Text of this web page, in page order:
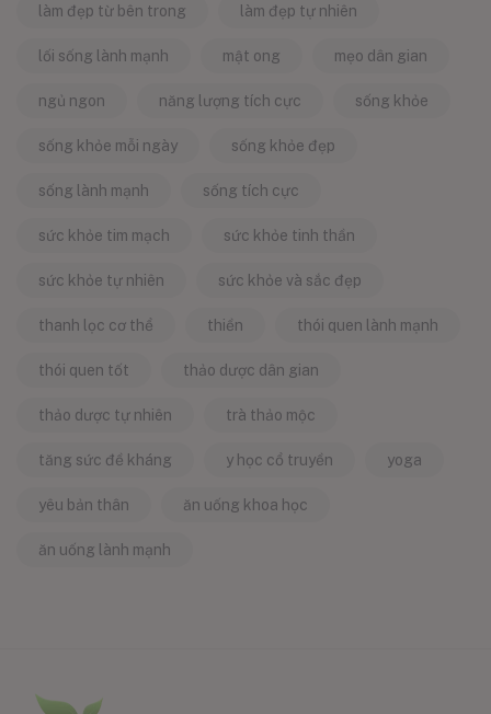
làm đẹp từ bên trong làm đẹp tự nhiên
lối sống lành mạnh mật ong mẹo dân gian
ngủ ngon năng lượng tích cực sống khỏe
sống khỏe mỗi ngày sống khỏe đẹp
sống lành mạnh sống tích cực
sức khỏe tim mạch sức khỏe tinh thần
sức khỏe tự nhiên sức khỏe và sắc đẹp
thanh lọc cơ thể thiền thói quen lành mạnh
thói quen tốt thảo dược dân gian
thảo dược tự nhiên trà thảo mộc
tăng sức đề kháng y học cổ truyền yoga
yêu bản thân ăn uống khoa học
ăn uống lành mạnh